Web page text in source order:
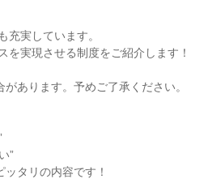
あります。予めご了承ください。
”
タリの内容です！